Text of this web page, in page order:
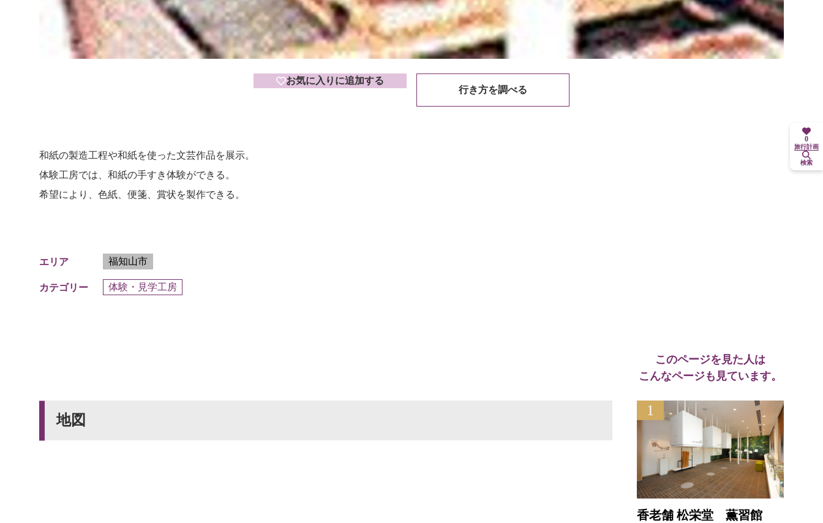
お気に入りに追加する
行き方を調べる
和紙の製造工程や和紙を使った文芸作品を展示。
体験工房では、和紙の手すき体験ができる。
希望により、色紙、便箋、賞状を製作できる。
エリア 福知山市
カテゴリー 体験・見学工房
地図
このページを見た人は
こんなページも見ています。
1
香老舗 松栄堂 薫習館
0
旅行計画
検索